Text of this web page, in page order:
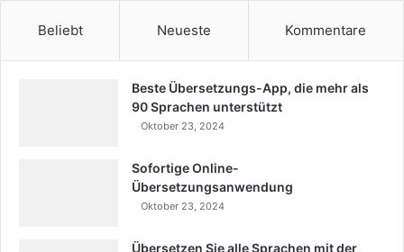
Beliebt Neueste Kommentare
Beste Übersetzungs-App, die mehr als
90 Sprachen unterstützt
Oktober 23, 2024
Sofortige Online-
Übersetzungsanwendung
Oktober 23, 2024
Übersetzen Sie alle Sprachen mit der